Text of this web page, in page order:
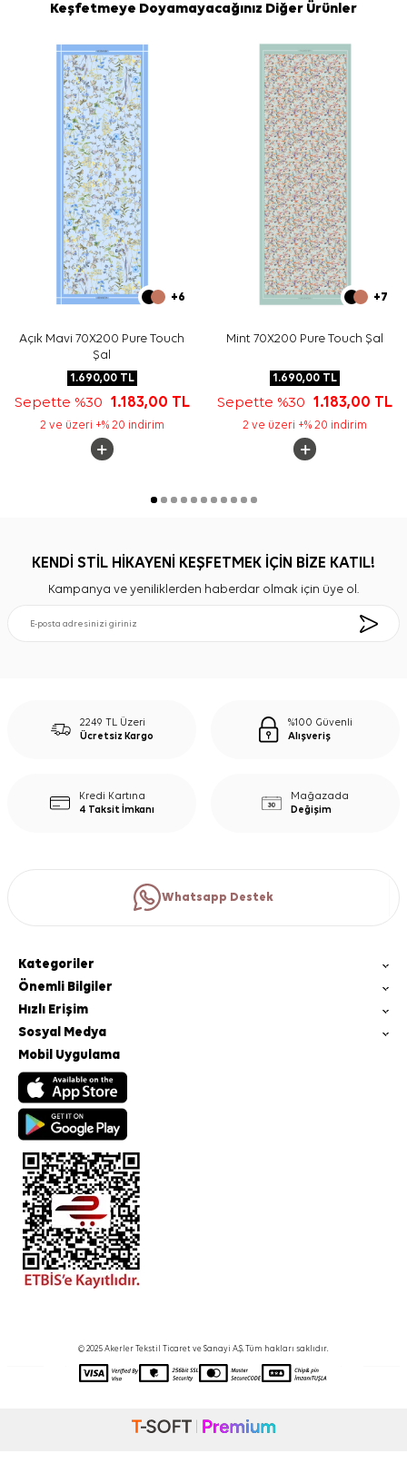
Keşfetmeye Doyamayacağınız Diğer Ürünler
+6
Açık Mavi 70X200 Pure Touch
Şal
1.690,00TL
Sepette %30 1.183,00 TL
2 ve üzeri +% 20 indirim
+7
Mint 70X200 Pure Touch Şal
1.690,00 TL
Sepette %30 1.183,00 TL
2 ve üzeri +% 20 indirim
KENDİ STİL HİKAYENİ KEŞFETMEK İÇİN BİZE KATIL!
Kampanya ve yeniliklerden haberdar olmak için üye ol.
2249 TL Üzeri
Ücretsiz Kargo
%100 Güvenli
Alışveriş
Kredi Kartına
4 Taksit İmkanı
Mağazada
Değişim
Whatsapp Destek
Kategoriler
Önemli Bilgiler
Hızlı Erişim
Sosyal Medya
Mobil Uygulama
© 2025 Akerler Tekstil Ticaret ve Sanayi A.Ş. Tüm hakları saklıdır.